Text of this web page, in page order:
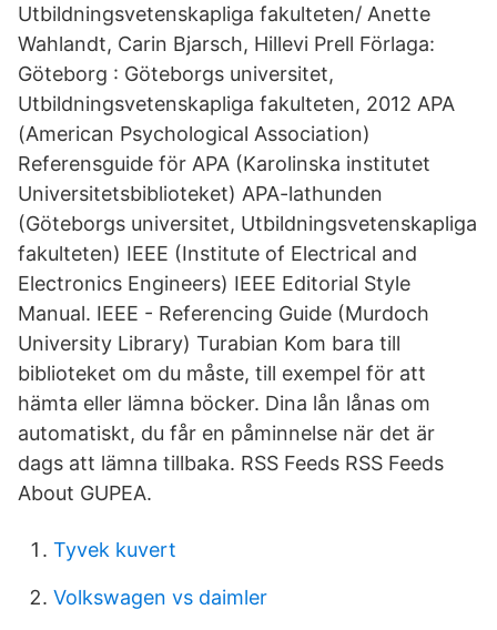
Utbildningsvetenskapliga fakulteten/ Anette
Wahlandt, Carin Bjarsch, Hillevi Prell Förlaga:
Göteborg : Göteborgs universitet,
Utbildningsvetenskapliga fakulteten, 2012 APA
(American Psychological Association)
Referensguide för APA (Karolinska institutet
Universitetsbiblioteket) APA-lathunden
(Göteborgs universitet, Utbildningsvetenskapliga
fakulteten) IEEE (Institute of Electrical and
Electronics Engineers) IEEE Editorial Style
Manual. IEEE - Referencing Guide (Murdoch
University Library) Turabian Kom bara till
biblioteket om du måste, till exempel för att
hämta eller lämna böcker. Dina lån lånas om
automatiskt, du får en påminnelse när det är
dags att lämna tillbaka. RSS Feeds RSS Feeds
About GUPEA.
Tyvek kuvert
Volkswagen vs daimler